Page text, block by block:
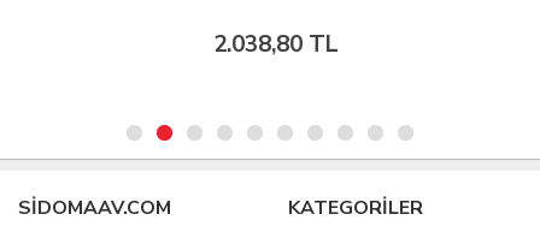
2.038,80 TL
SIDOMAAV.COM KATEGORİLER